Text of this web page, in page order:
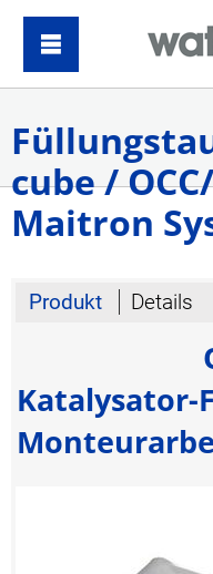
cube /
Maitron
Produkt Details